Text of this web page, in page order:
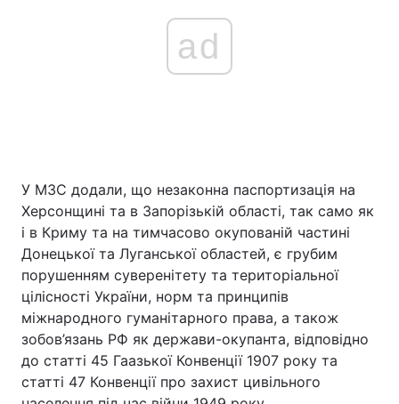
ad
У МЗС додали, що незаконна паспортизація на
Херсонщині та в Запорізькій області, так само як
і в Криму та на тимчасово окупованій частині
Донецької та Луганської областей, є грубим
порушенням суверенітету та територіальної
цілісності України, норм та принципів
міжнародного гуманітарного права, а також
зобов’язань РФ як держави-окупанта, відповідно
до статті 45 Гаазької Конвенції 1907 року та
статті 47 Конвенції про захист цивільного